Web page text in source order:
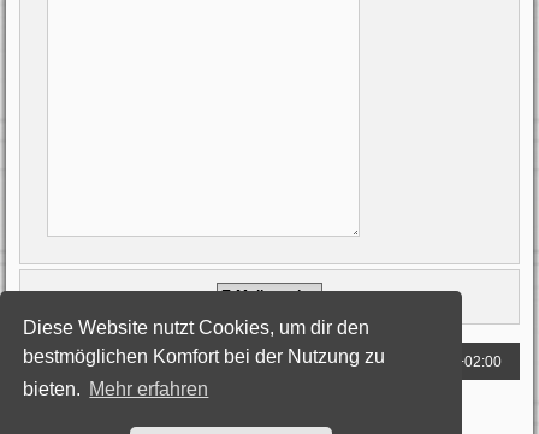
Diese Website nutzt Cookies, um dir den
bestmöglichen Komfort bei der Nutzung zu
bieten. Mehr erfahren
Foren-Übersicht Alle Zeiten sind UTC+02:00
Deutsche Übersetzung durchphpBB.de